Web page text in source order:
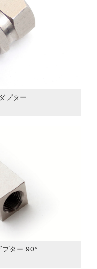
プター
プター 90°